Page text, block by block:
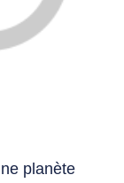
planète